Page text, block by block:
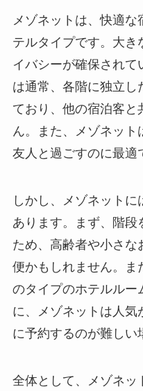
メゾネットは、快適
テルタイプです。 大き
イバシーが確保されて
は通常、各階に独立し
ており、他の宿泊客と
ん。
また、メゾネッ
友人と過ごすのに最適
しかし、メゾネット
あります。
まず、階段
ため、高齢者や小さな
便かもしれません。
ま
のタイプのホテルルー
に、メゾネットは人気
に予約するのが難しい
全体として、メゾネッ